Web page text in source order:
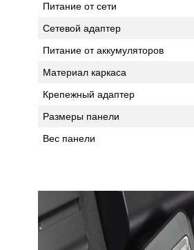
Питание от сети
Сетевой адаптер
Питание от аккумуляторов
Материал каркаса
Крепежный адаптер
Размеры панели
Вес панели